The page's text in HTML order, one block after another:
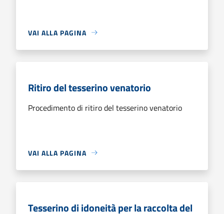
VAI ALLA PAGINA
Ritiro del tesserino venatorio
Procedimento di ritiro del tesserino venatorio
VAI ALLA PAGINA
Tesserino di idoneità per la raccolta del